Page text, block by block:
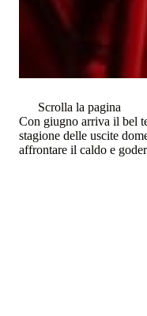
Scrolla la pagina
Con giugno arriva il bel
stagione delle uscite
affrontare il caldo e